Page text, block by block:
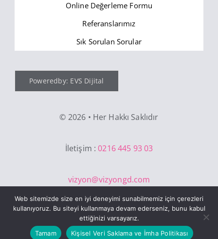
Online Değerleme Formu
Referanslarımız
Sık Sorulan Sorular
Poweredby: EVS Dijital
© 2026 • Her Hakkı Saklıdır
İletişim :0216 445 93 03
vizyon@vizyongd.com
Web sitemizde size en iyi deneyimi sunabilmemiz için çerezleri
kullanıyoruz. Bu siteyi kullanmaya devam ederseniz, bunu kabul
ettiğinizi varsayarız.
Tamam
Kişisel Veri Saklama ve İmha Politikası